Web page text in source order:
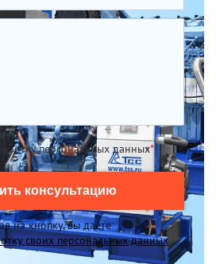
персональных данных*
консультацию
на кнопку, вы даете
своих персональных данных